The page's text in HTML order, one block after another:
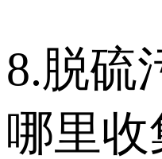
8.脱硫
哪里收